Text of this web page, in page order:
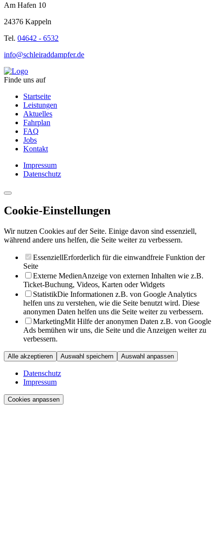
Am Hafen 10
24376 Kappeln
Tel. 04642 - 6532
info@schleiraddampfer.de
Finde uns auf
Startseite
Leistungen
Aktuelles
Fahrplan
FAQ
Jobs
Kontakt
Impressum
Datenschutz
Cookie-Einstellungen
Wir nutzen Cookies auf der Seite. Einige davon sind essenziell,
während andere uns helfen, die Seite weiter zu verbessern.
EssenziellErforderlich für die einwandfreie Funktion der
Seite
Externe MedienAnzeige von externen Inhalten wie z.B.
Ticket-Buchung, Videos, Karten oder Widgets
StatistikDie Informationen z.B. von Google Analytics
helfen uns zu verstehen, wie die Seite benutzt wird. Diese
anonymen Daten helfen uns die Seite weiter zu verbessern.
MarketingMit Hilfe der anonymen Daten z.B. von Google
Ads bemühen wir uns, die Seite und die Anzeigen weiter zu
verbessern.
Alle akzeptieren Auswahl speichern Auswahl anpassen
Datenschutz
Impressum
Cookies anpassen